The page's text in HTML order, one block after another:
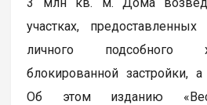
участках,
личного подсобного
блокированной застройки,
Об этом изданию